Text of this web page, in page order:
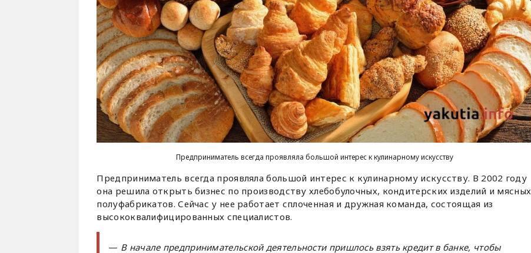
Предприниматель всегда проявляла большой интерес к кулинарному искусству
Предприниматель всегда проявляла большой интерес к кулинарному искусству. В 2002 году
она решила открыть бизнес по производству хлебобулочных, кондитерских изделий и мясных
полуфабрикатов. Сейчас у нее работает сплоченная и дружная команда, состоящая из
высококвалифицированных специалистов.
— В начале предпринимательской деятельности пришлось взять кредит в банке, чтобы